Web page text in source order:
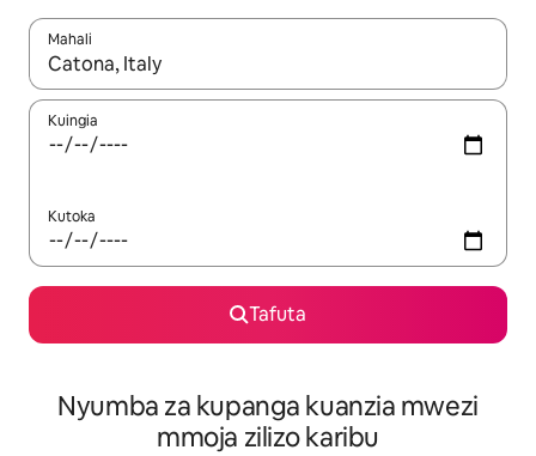
Mahali
Wakati matokeo yanapatikana, vinjari kwa kutumia vitufe vya
Kuingia
Kutoka
Tafuta
Nyumba za kupanga kuanzia mwezi
mmoja zilizo karibu